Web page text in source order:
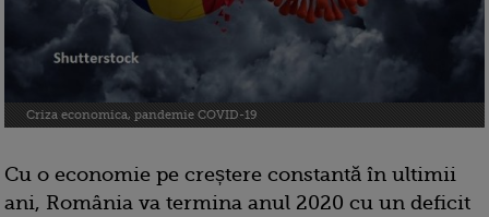
Criza economica, pandemie COVID-19
Cu o economie pe creștere constantă în ultimii
ani, România va termina anul 2020 cu un deficit